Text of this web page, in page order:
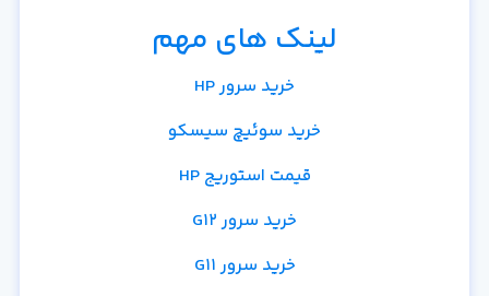
لینک های مهم
خرید سرور HP
خرید سوئیچ سیسکو
قیمت استوریج HP
خرید سرور G12
خرید سرور G11